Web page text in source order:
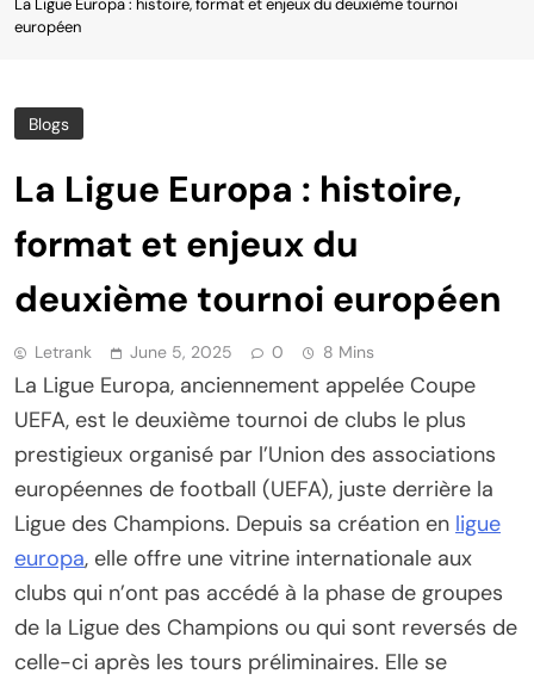
La Ligue Europa : histoire, format et enjeux du deuxième tournoi
européen
Blogs
La Ligue Europa : histoire,
format et enjeux du
deuxième tournoi européen
Letrank June 5, 2025 0 8 Mins
La Ligue Europa, anciennement appelée Coupe
UEFA, est le deuxième tournoi de clubs le plus
prestigieux organisé par l’Union des associations
européennes de football (UEFA), juste derrière la
Ligue des Champions. Depuis sa création en ligue
europa, elle offre une vitrine internationale aux
clubs qui n’ont pas accédé à la phase de groupes
de la Ligue des Champions ou qui sont reversés de
celle-ci après les tours préliminaires. Elle se